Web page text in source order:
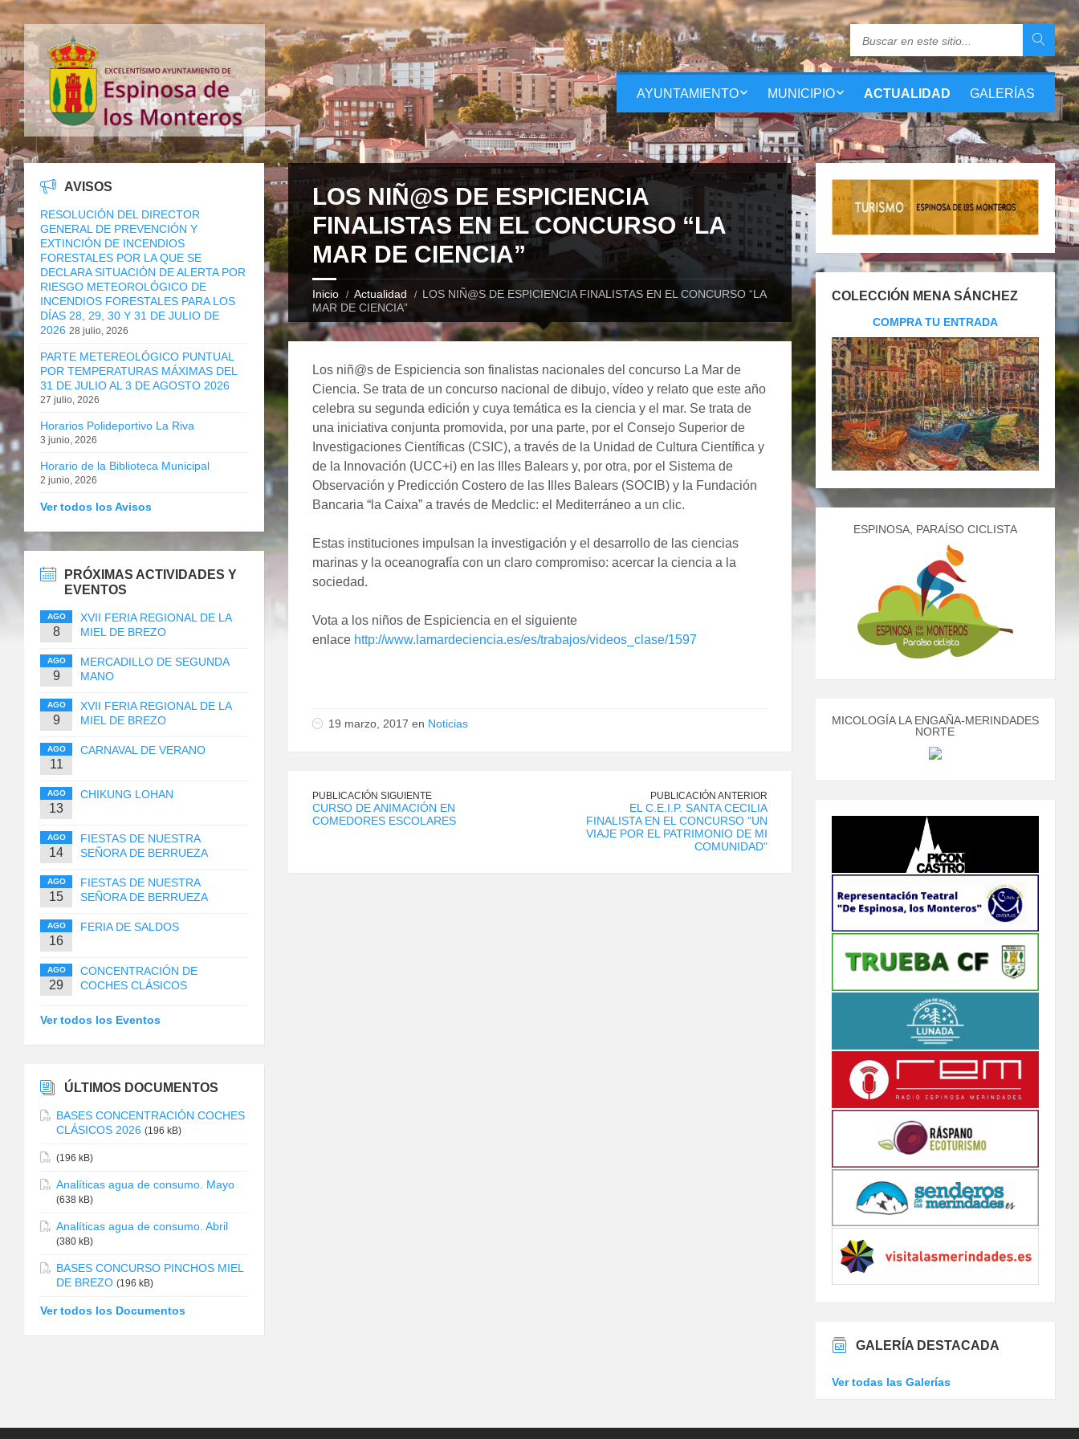
AYUNTAMIENTO MUNICIPIO ACTUALIDAD GALERÍAS
LOS NIÑ@S DE ESPICIENCIA
FINALISTAS EN EL CONCURSO “LA
MAR DE CIENCIA”
Inicio Actualidad
LOS NIÑ@S DE ESPICIENCIA FINALISTAS EN EL CONCURSO “LA
MAR DE CIENCIA”
Los niñ@s de Espiciencia son finalistas nacionales del concurso La Mar de
Ciencia. Se trata de un concurso nacional de dibujo, vídeo y relato que este año
celebra su segunda edición y cuya temática es la ciencia y el mar. Se trata de
una iniciativa conjunta promovida, por una parte, por el Consejo Superior de
Investigaciones Científicas (CSIC), a través de la Unidad de Cultura Científica y
de la Innovación (UCC+i) en las Illes Balears y, por otra, por el Sistema de
Observación y Predicción Costero de las Illes Balears (SOCIB) y la Fundación
Bancaria “la Caixa” a través de Medclic: el Mediterráneo a un clic.
Estas instituciones impulsan la investigación y el desarrollo de las ciencias
marinas y la oceanografía con un claro compromiso: acercar la ciencia a la
sociedad.
Vota a los niños de Espiciencia en el siguiente
enlace http://www.lamardeciencia.es/es/trabajos/videos_clase/1597
19 marzo, 2017 en Noticias
PUBLICACIÓN SIGUIENTE
CURSO DE ANIMACIÓN EN
COMEDORES ESCOLARES
PUBLICACIÓN ANTERIOR
EL C.E.I.P. SANTA CECILIA
FINALISTA EN EL CONCURSO "UN
VIAJE POR EL PATRIMONIO DE MI
COMUNIDAD"
AVISOS
RESOLUCIÓN DEL DIRECTOR
GENERAL DE PREVENCIÓN Y
EXTINCIÓN DE INCENDIOS
FORESTALES POR LA QUE SE
DECLARA SITUACIÓN DE ALERTA POR
RIESGO METEOROLÓGICO DE
INCENDIOS FORESTALES PARA LOS
DÍAS 28, 29, 30 Y 31 DE JULIO DE
2026 28 julio, 2026
PARTE METEREOLÓGICO PUNTUAL
POR TEMPERATURAS MÁXIMAS DEL
31 DE JULIO AL 3 DE AGOSTO 2026
27 julio, 2026
Horarios Polideportivo La Riva
3 junio, 2026
Horario de la Biblioteca Municipal
2 junio, 2026
Ver todos los Avisos
PRÓXIMAS ACTIVIDADES Y
EVENTOS
AGO
8
XVII FERIA REGIONAL DE LA
MIEL DE BREZO
AGO
9
MERCADILLO DE SEGUNDA
MANO
AGO
9
XVII FERIA REGIONAL DE LA
MIEL DE BREZO
AGO
11
CARNAVAL DE VERANO
AGO
13
CHIKUNG LOHAN
AGO
14
FIESTAS DE NUESTRA
SEÑORA DE BERRUEZA
AGO
15
FIESTAS DE NUESTRA
SEÑORA DE BERRUEZA
AGO
16
FERIA DE SALDOS
AGO
29
CONCENTRACIÓN DE
COCHES CLÁSICOS
Ver todos los Eventos
ÚLTIMOS DOCUMENTOS
BASES CONCENTRACIÓN COCHES
CLÁSICOS 2026 (196 kB)
(196 kB)
Analíticas agua de consumo. Mayo
(638 kB)
Analíticas agua de consumo. Abril
(380 kB)
BASES CONCURSO PINCHOS MIEL
DE BREZO (196 kB)
Ver todos los Documentos
COLECCIÓN MENA SÁNCHEZ
COMPRA TU ENTRADA
ESPINOSA, PARAÍSO CICLISTA
MICOLOGÍA LA ENGAÑA-MERINDADES
NORTE
GALERÍA DESTACADA
Ver todas las Galerías